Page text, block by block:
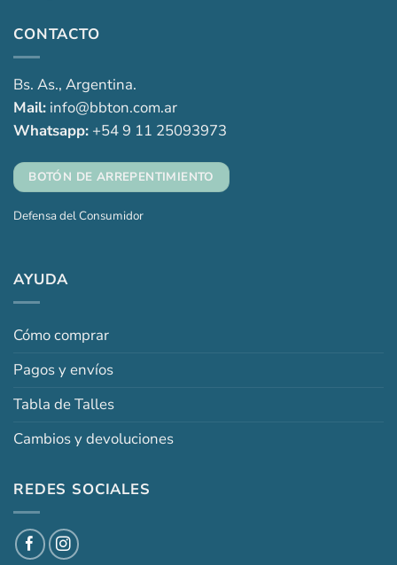
CONTACTO
Bs. As., Argentina.
Mail: info@bbton.com.ar
Whatsapp: +54 9 11 25093973
BOTÓN DE ARREPENTIMIENTO
Defensa del Consumidor
AYUDA
Cómo comprar
Pagos y envíos
Tabla de Talles
Cambios y devoluciones
REDES SOCIALES